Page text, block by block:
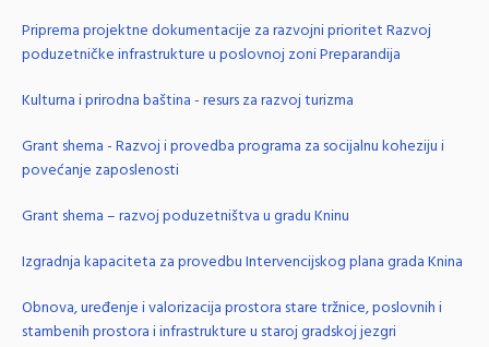
Priprema projektne dokumentacije za razvojni prioritet Razvoj
poduzetničke infrastrukture u poslovnoj zoni Preparandija
Kulturna i prirodna baština - resurs za razvoj turizma
Grant shema - Razvoj i provedba programa za socijalnu koheziju i
povećanje zaposlenosti
Grant shema – razvoj poduzetništva u gradu Kninu
Izgradnja kapaciteta za provedbu Intervencijskog plana grada Knina
Obnova, uređenje i valorizacija prostora stare tržnice, poslovnih i
stambenih prostora i infrastrukture u staroj gradskoj jezgri